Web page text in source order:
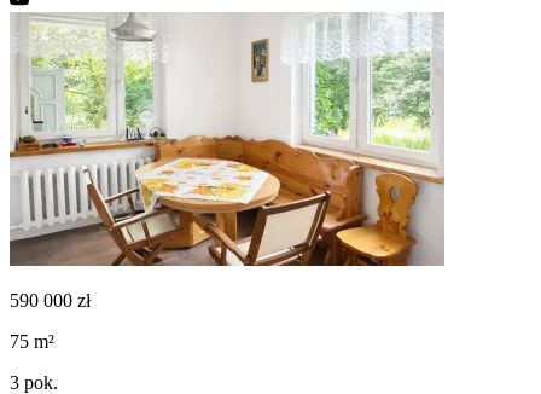
590 000 zł
75 m²
3 pok.